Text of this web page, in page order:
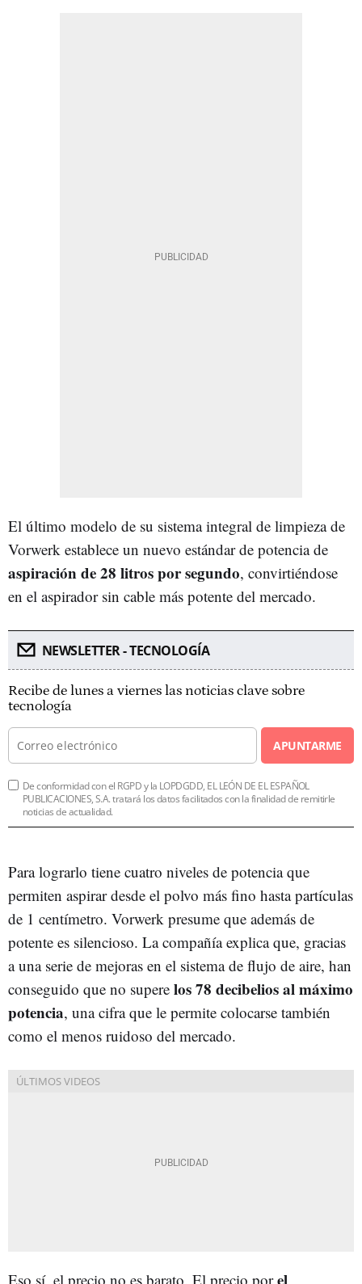
El último modelo de su sistema integral de limpieza de
Vorwerk establece un nuevo estándar de potencia de
aspiración de 28 litros por segundo, convirtiéndose
en el aspirador sin cable más potente del mercado.
NEWSLETTER - TECNOLOGÍA
Recibe de lunes a viernes las noticias clave sobre
tecnología
APUNTARME
De conformidad con el RGPD y la LOPDGDD, EL LEÓN DE EL ESPAÑOL
PUBLICACIONES, S.A. tratará los datos facilitados con la finalidad de remitirle
noticias de actualidad.
Para lograrlo tiene cuatro niveles de potencia que
permiten aspirar desde el polvo más fino hasta partículas
de 1 centímetro. Vorwerk presume que además de
potente es silencioso. La compañía explica que, gracias
a una serie de mejoras en el sistema de flujo de aire, han
conseguido que no supere los 78 decibelios al máximo
potencia, una cifra que le permite colocarse también
como el menos ruidoso del mercado.
Eso sí, el precio no es barato. El precio porel